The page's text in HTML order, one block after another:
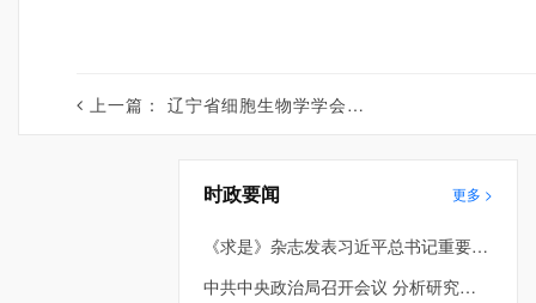
上一篇： 辽宁省细胞生物学学会举办世界唐氏综合征日科普直播活动
时政要闻 更多 >
《求是》杂志发表习近平总书记重要文章《在省部级主要领导干部学习贯彻党的二十届四中全会精神专题研讨班上的讲话》
中共中央政治局召开会议 分析研究当前经济形势和经济工作 中共中央总书记习近平主持会议